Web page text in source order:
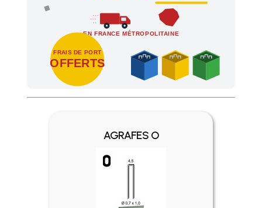
EN FRANCE MÉTROPOLITAINE
FRAIS DE PORT
OFFERTS
Profitez des Frais de port offerts en France
AGRAFES O